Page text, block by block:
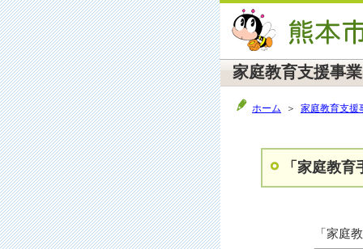
家庭教育支援事業
ホーム ＞ 家庭教育支援
「家庭教
「家庭